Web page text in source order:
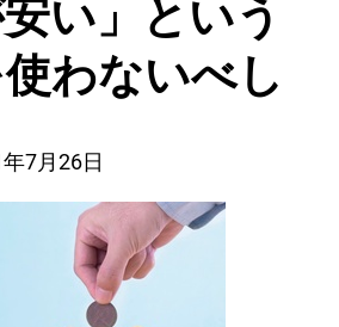
安い」という
わないべし
7月26日